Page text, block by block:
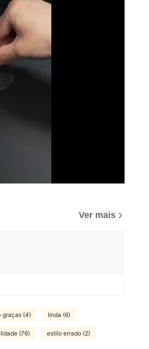
Ver mais
graças (4) linda (6)
(76) estilo errado (2)